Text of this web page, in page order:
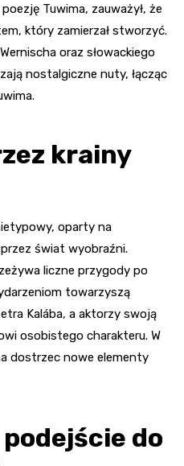
Tuwima, zauważył, że
który zamierzał stworzyć.
oraz słowackiego
nostalgiczne nuty, łącząc
krainy
oparty na
świat wyobraźni.
liczne przygody po
towarzyszą
Kalába, a aktorzy swoją
osobistego charakteru. W
dostrzec nowe elementy
do